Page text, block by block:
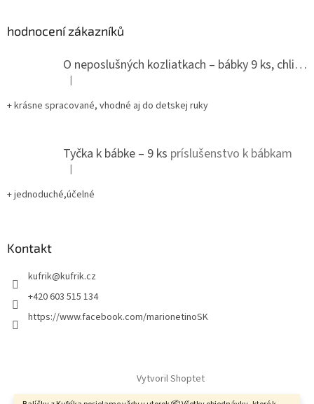
hodnocení zákazníků
O neposlušných kozliatkach – bábky 9 ks, chlievik
Hodnotenie produktu je 5 z 5 hviezdičiek.
|
+ krásne spracované, vhodné aj do detskej ruky
Tyčka k bábke – 9 ks príslušenstvo k bábkam
Hodnotenie produktu je 5 z 5 hviezdičiek.
|
+ jednoduché,účelné
Kontakt
kufrik@kufrik.cz
+420 603 515 134
https://www.facebook.com/marionetinoSK
Vytvoril Shoptet